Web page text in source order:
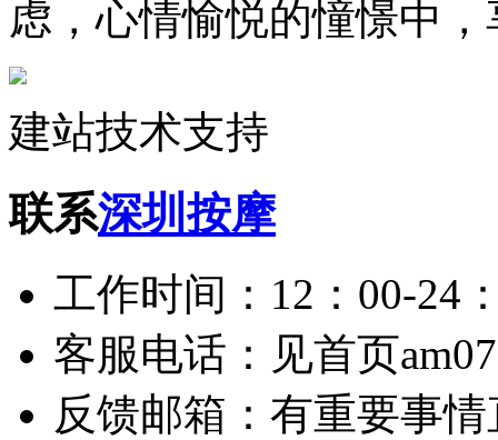
虑，心情愉悦的憧憬中
建站技术支持
联系深圳按摩
工作时间：12：00-24
客服电话：见首页
反馈邮箱：有重要事